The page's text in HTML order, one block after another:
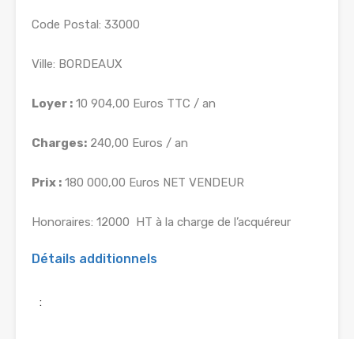
Code Postal: 33000
Ville: BORDEAUX
Loyer : 10 904,00 Euros TTC / an
Charges: 240,00 Euros / an
Prix : 180 000,00 Euros NET VENDEUR
Honoraires: 12000  HT à la charge de l’acquéreur
Détails additionnels
: